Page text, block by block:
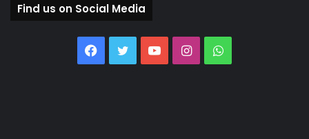
Find us on Social Media
Facebook
TwitterYouTubeInstagramWhatsApp